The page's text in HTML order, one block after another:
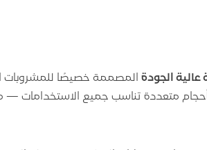
عالية الجودةالمصممة خصيصًا للمشروبات
متعددة تناسب جميع الاستخدامات